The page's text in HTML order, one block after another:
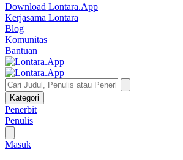
Download Lontara.App
Kerjasama Lontara
Blog
Komunitas
Bantuan
Kategori
Penerbit
Penulis
Masuk